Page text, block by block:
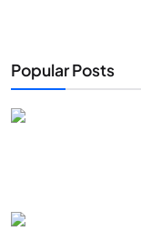
Popular Posts